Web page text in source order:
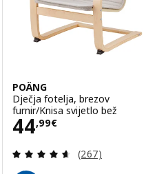
Ukupno recenzija:
POÄNG
Dječja fotelja, brezov
furnir/Knisa svijetlo bež
44,99€
Cijena 44,99€
Revizija: 4.6
(267)